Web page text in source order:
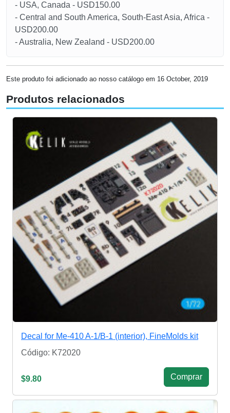
- USA, Canada - USD150.00
- Central and South America, South-East Asia, Africa -
USD200.00
- Australia, New Zealand - USD200.00
Este produto foi adicionado ao nosso catálogo em 16 October, 2019
Produtos relacionados
Decal for Me-410 A-1/B-1 (interior), FineMolds kit
Código: K72020
$9.80 Сomprar